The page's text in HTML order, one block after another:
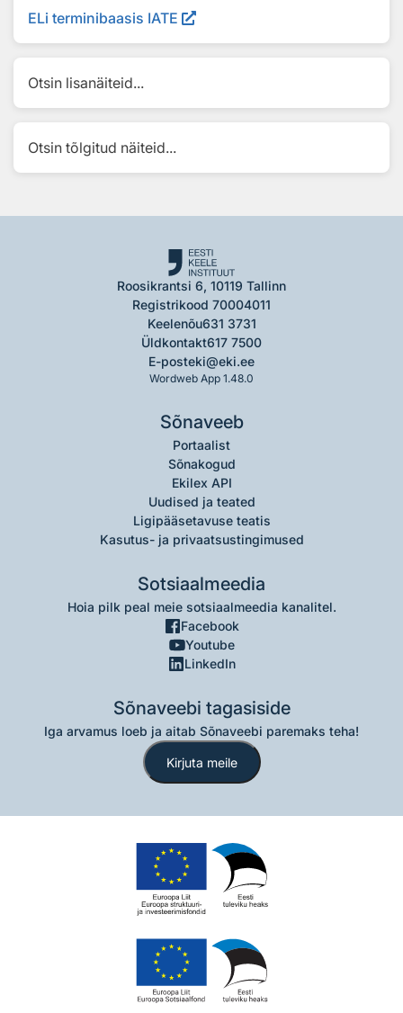
ELi terminibaasis IATE
Otsin lisanäiteid...
Otsin tõlgitud näiteid...
Roosikrantsi 6, 10119 Tallinn
Registrikood 70004011
Keelenõu631 3731
Üldkontakt617 7500
E-posteki@eki.ee
Wordweb App 1.48.0
Sõnaveeb
Portaalist
Sõnakogud
Ekilex API
Uudised ja teated
Ligipääsetavuse teatis
Kasutus- ja privaatsustingimused
Sotsiaalmeedia
Hoia pilk peal meie sotsiaalmeedia kanalitel.
Facebook
Youtube
LinkedIn
Sõnaveebi tagasiside
Iga arvamus loeb ja aitab Sõnaveebi paremaks teha!
Kirjuta meile